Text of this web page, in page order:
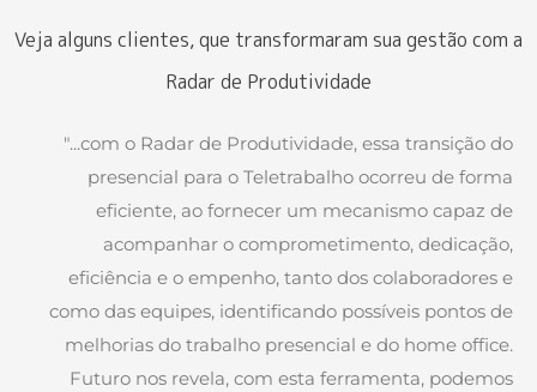
Veja alguns clientes, que transformaram sua gestão com a
Radar de Produtividade
"...com o Radar de Produtividade, essa transição do
presencial para o Teletrabalho ocorreu de forma
eficiente, ao fornecer um mecanismo capaz de
acompanhar o comprometimento, dedicação,
eficiência e o empenho, tanto dos colaboradores e
como das equipes, identificando possíveis pontos de
melhorias do trabalho presencial e do home office.
Futuro nos revela, com esta ferramenta, podemos